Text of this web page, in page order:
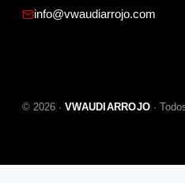
info@vwaudiarrojo.com
© 2026 · VWAUDIARROJO ·